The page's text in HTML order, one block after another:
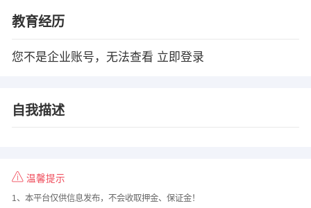
教育经历
您不是企业账号，无法查看 立即登录
自我描述
温馨提示
1、本平台仅供信息发布，不会收取押金、保证金！